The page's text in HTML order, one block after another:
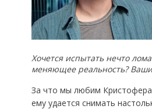
Хочется испытать нечто
меняющее реальность?
За что мы любим
ему удается снимать